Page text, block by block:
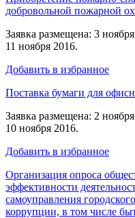
добровольной пожарной
Заявка размещена: 3
11 ноября 2016.
Добавить в избранное
Поставка бумаги для
Заявка размещена: 2
10 ноября 2016.
Добавить в избранное
Организация опроса
эффективности
самоуправления
коррупции, в том числе